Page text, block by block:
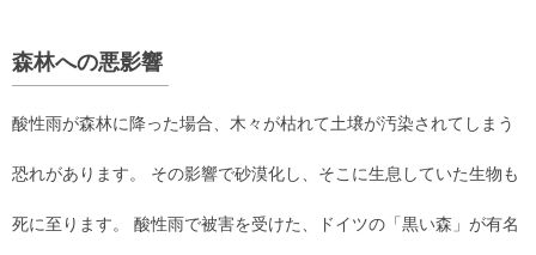
森林への悪影響
酸性雨が森林に降った場合、木々が枯れて土壌が汚染されてしまう
恐れがあります。 その影響で砂漠化し、そこに生息していた生物も
死に至ります。 酸性雨で被害を受けた、ドイツの「黒い森」が有名